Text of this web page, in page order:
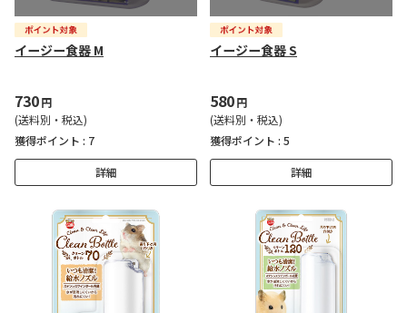
イージー食器 M
730円
(送料別・税込)
獲得ポイント : 7
詳細
イージー食器 S
580円
(送料別・税込)
獲得ポイント : 5
詳細